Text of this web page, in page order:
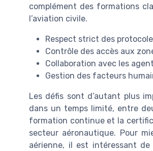
complément des formations
l’aviation civile.
Respect strict des
Contrôle des accès aux
Collaboration avec les
Gestion des facteurs
Les défis sont d’autant plus
dans un temps limité, entre
formation continue et la
secteur aéronautique. Pour
aérienne, il est intéressant